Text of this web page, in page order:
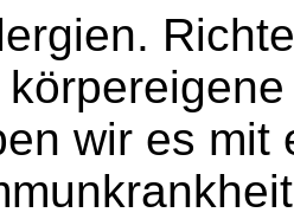
wir es mit